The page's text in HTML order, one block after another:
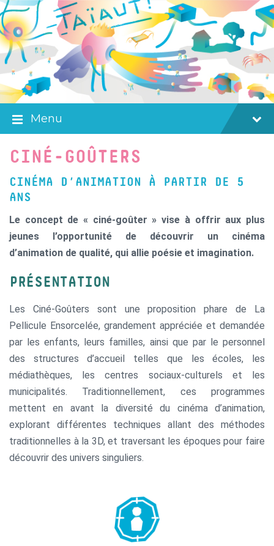
Skip
to
content
Skip
to
main
navigation
Skip
to
footer
Menu
CINÉ-GOÛTERS
CINÉMA D’ANIMATION À PARTIR DE 5
ANS
Le concept de « ciné-goûter » vise à offrir aux plus
jeunes l’opportunité de découvrir un cinéma
d’animation de qualité, qui allie poésie et imagination.
PRÉSENTATION
Les Ciné-Goûters sont une proposition phare de La
Pellicule Ensorcelée, grandement appréciée et demandée
par les enfants, leurs familles, ainsi que par le personnel
des structures d’accueil telles que les écoles, les
médiathèques, les centres sociaux-culturels et les
municipalités. Traditionnellement, ces programmes
mettent en avant la diversité du cinéma d’animation,
explorant différentes techniques allant des méthodes
traditionnelles à la 3D, et traversant les époques pour faire
découvrir des univers singuliers.